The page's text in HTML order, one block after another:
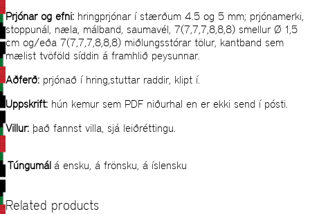
Prjónar og efni: hringprjónar í stærðum 4.5 og 5 mm; prjónamerki,
stoppunál, næla, málband, saumavél, 7(7,7,7,8,8,8) smellur Ø 1,5
cm og/eða 7(7,7,7,8,8,8) miðlungsstórar tölur, kantband sem
mælist tvöföld síddin á framhlið peysunnar.
Aðferð: prjónað í hring,stuttar raddir, klipt í.
Uppskrift: hún kemur sem PDF niðurhal en er ekki send í pósti.
Villur: það fannst villa, sjá leiðréttingu.
Túngumál á ensku, á frönsku, á íslensku
Related products